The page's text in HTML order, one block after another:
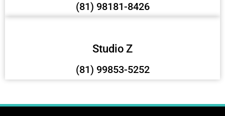
(81) 98181-8426
Studio Z
(81) 99853-5252